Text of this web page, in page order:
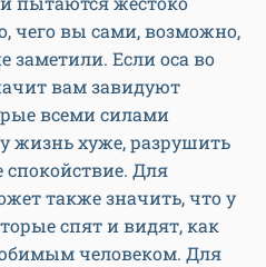
чего вы сами, возможно,
заметили. Если оса во
вам завидуют
всеми силами
жизнь хуже, разрушить
спокойствие. Для
также значить, что у
спят и видят, как
человеком. Для